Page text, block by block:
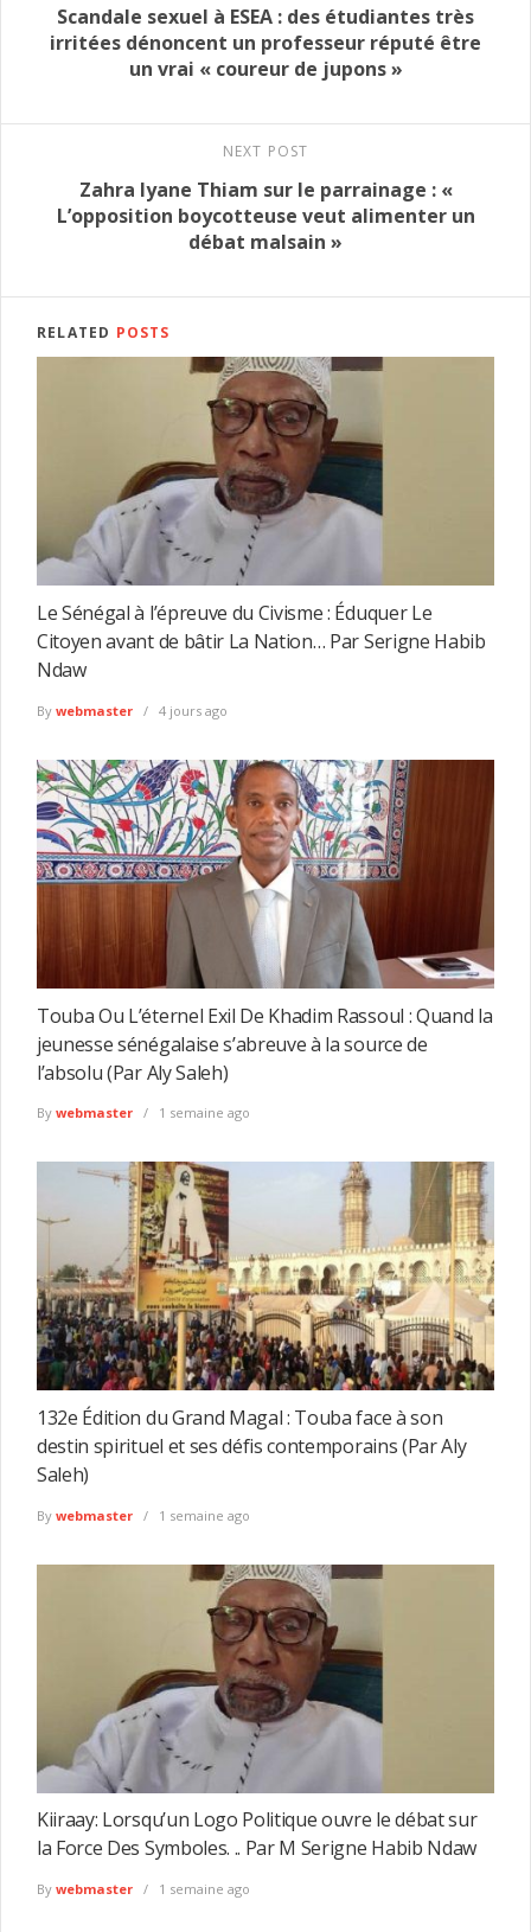
Scandale sexuel à ESEA : des étudiantes très
irritées dénoncent un professeur réputé être
un vrai « coureur de jupons »
NEXT POST
Zahra Iyane Thiam sur le parrainage : «
L’opposition boycotteuse veut alimenter un
débat malsain »
RELATED POSTS
Le Sénégal à l’épreuve du Civisme : Éduquer Le
Citoyen avant de bâtir La Nation… Par Serigne Habib
Ndaw
By webmaster 4 jours ago
Touba Ou L’éternel Exil De Khadim Rassoul : Quand la
jeunesse sénégalaise s’abreuve à la source de
l’absolu (Par Aly Saleh)
By webmaster 1 semaine ago
132e Édition du Grand Magal : Touba face à son
destin spirituel et ses défis contemporains (Par Aly
Saleh)
By webmaster 1 semaine ago
Kiiraay: Lorsqu’un Logo Politique ouvre le débat sur
la Force Des Symboles. .. Par M Serigne Habib Ndaw
By webmaster 1 semaine ago